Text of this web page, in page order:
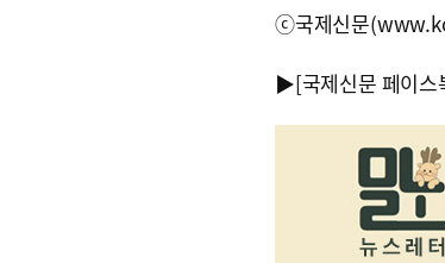
ⓒ국제신문
▶[국제신문 페이스